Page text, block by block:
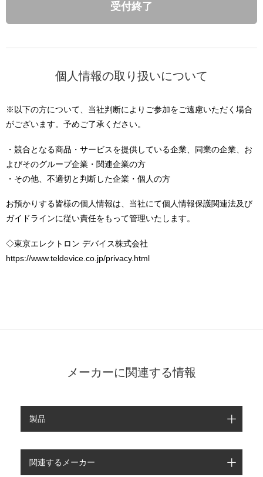
受付終了
個人情報の取り扱いについて
※以下の方について、当社判断によりご参加をご遠慮いただく場合
がございます。予めご了承ください。
・競合となる商品・サービスを提供している企業、同業の企業、お
よびそのグループ企業・関連企業の方
・その他、不適切と判断した企業・個人の方
お預かりする皆様の個人情報は、当社にて個人情報保護関連法及び
ガイドラインに従い責任をもって管理いたします。
◇東京エレクトロン デバイス株式会社
https://www.teldevice.co.jp/privacy.html
メーカーに関連する情報
製品
関連するメーカー